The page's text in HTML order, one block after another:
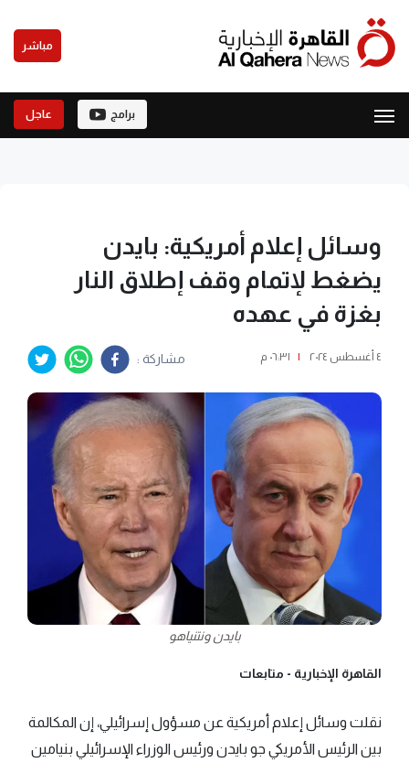
مباشر
برامج عاجل
وسائل إعلام أمريكية: بايدن
يضغط لإتمام وقف إطلاق النار
بغزة في عهده
٤ أغسطس ٢٠٢٤ | ٠٦:٣١ م مشاركة :
بايدن ونتنياهو
القاهرة الإخبارية - متابعات
نقلت وسائل إعلام أمريكية عن مسؤول إسرائيلي، إن المكالمة
بين الرئيس الأمريكي جو بايدن ورئيس الوزراء الإسرائيلي بنيامين